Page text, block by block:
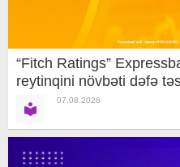
“Fitch Ratings”
reytinqini növbəti dəfə
07.08.2026